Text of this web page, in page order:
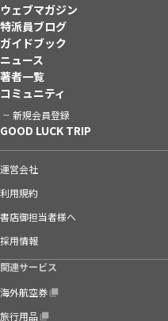
ウェブマガジン
特派員ブログ
ガイドブック
ニュース
著者一覧
コミュニティ
新規会員登録
GOOD LUCK TRIP
運営会社
利用規約
書店御担当者様へ
採用情報
関連サービス
海外航空券
旅行用品